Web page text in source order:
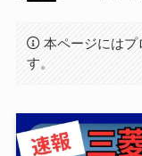
本ページにはプ
す。